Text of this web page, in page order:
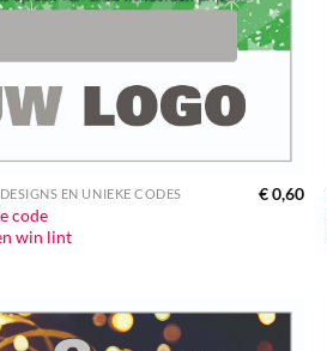
EN UNIEKE CODES
code
win lint
€0,60